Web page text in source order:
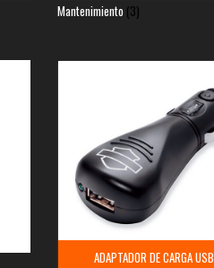
Mantenimiento (3)
ADAPTADOR DE CARGA USB